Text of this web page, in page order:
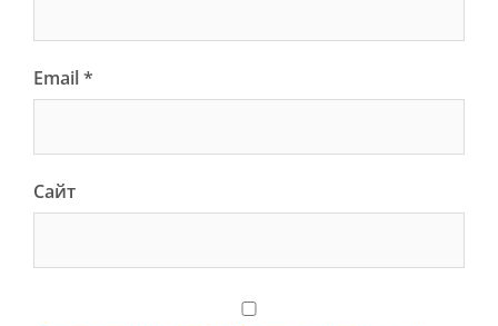
Email*
Сайт